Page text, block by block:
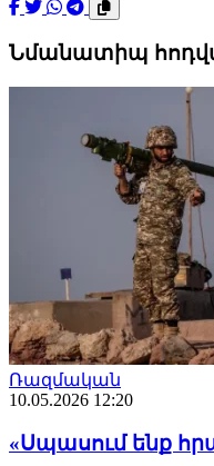
Նմանատիպ
Ռազմական
10.05.2026 12:20
«Սպասում ենք